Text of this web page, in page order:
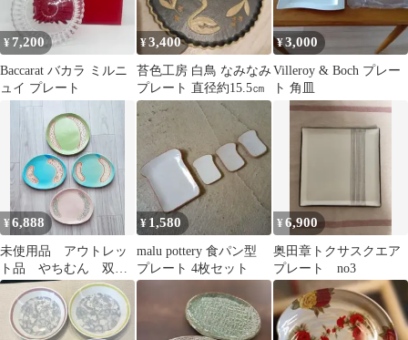
¥ 7,200
Baccarat バカラ ミルニ
ュイ プレート
¥3,400
苔色工房 白鳥 なみなみ
プレート 直径約15.5㎝
¥3,000
Villeroy & Boch プレー
ト 角皿
¥6,888
未使用品 アウトレッ
ト品 やちむん 双子
堂 プレートセット
¥ 1,580
malu pottery 食パン型
プレート 4枚セット
¥6,900
奥田章トクサスクエア
プレート no3